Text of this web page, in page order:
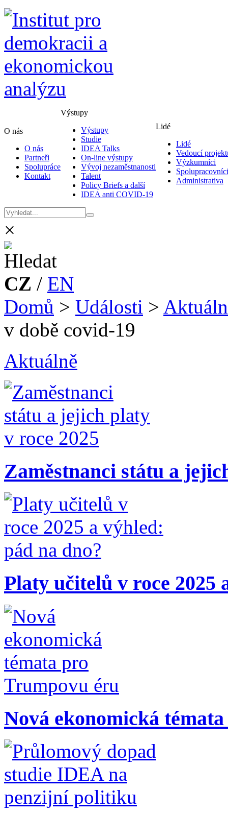
O nás
O nás
Partneři
Spolupráce
Kontakt
Výstupy
Výstupy
Studie
IDEA Talks
On-line výstupy
Vývoj nezaměstnanosti
Talent
Policy Briefs a další
IDEA anti COVID-19
Lidé
Lidé
Vedoucí
Výzkumníci
Spolupracovníci
Administrativa
×
CZ / EN
Domů > Události >
v době covid-19
Aktuálně
Zaměstnanci státu a
Platy učitelů v roce 2025
Nová ekonomická